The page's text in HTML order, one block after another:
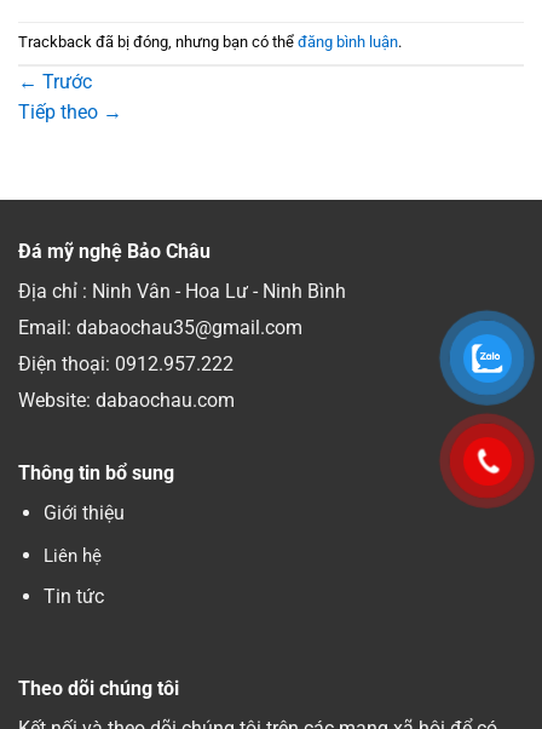
Trackback đã bị đóng, nhưng bạn có thể đăng bình luận.
← Trước
Tiếp theo →
Đá mỹ nghệ Bảo Châu
Địa chỉ : Ninh Vân - Hoa Lư - Ninh Bình
Email: dabaochau35@gmail.com
Điện thoại: 0912.957.222
Website: dabaochau.com
Thông tin bổ sung
Giới thiệu
Liên hệ
Tin tức
Theo dõi chúng tôi